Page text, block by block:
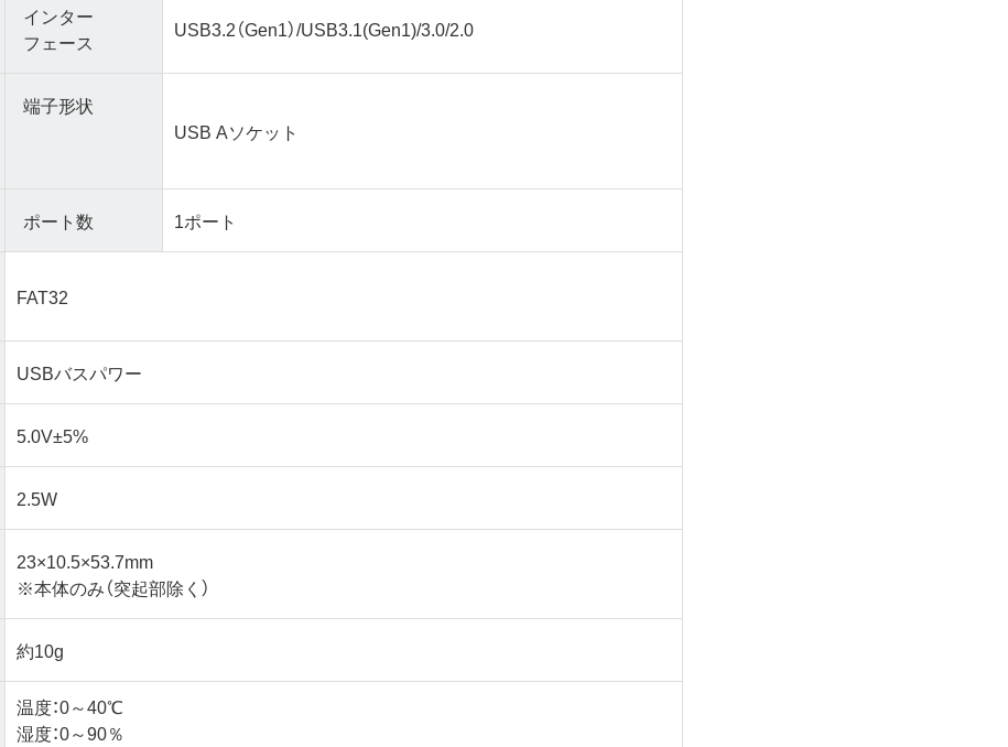
インター
フェース
USB3.2（Gen1）/USB3.1(Gen1)/3.0/2.0
端子形状
USB Aソケット
ポート数 1ポート
FAT32
USBバスパワー
5.0V±5%
2.5W
23×10.5×53.7mm
※本体のみ（突起部除く）
約10g
温度：0～40℃
湿度：0～90％